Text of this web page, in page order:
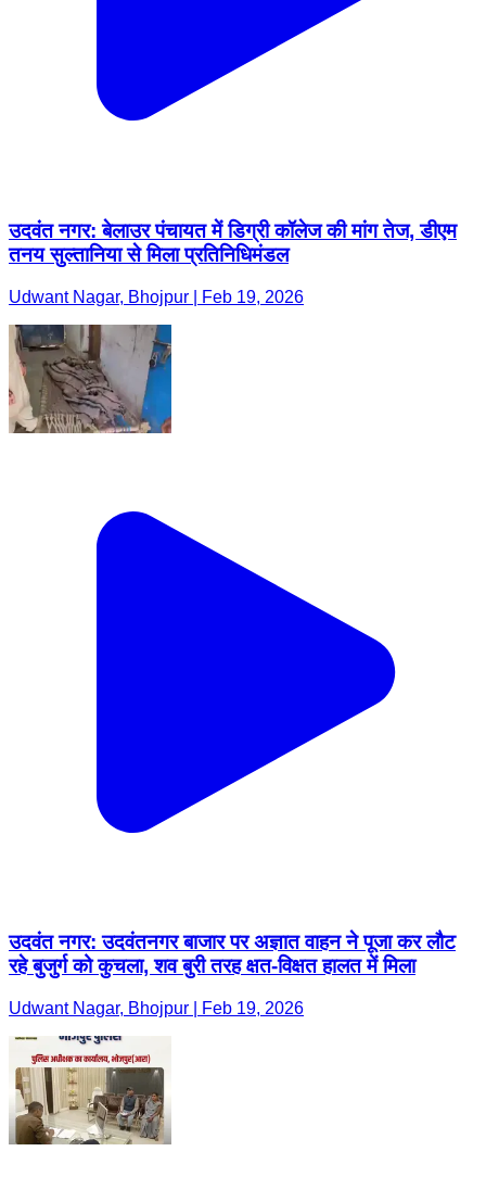
उदवंत नगर: बेलाउर पंचायत में डिग्री कॉलेज की मांग तेज, डीएम
तनय सुल्तानिया से मिला प्रतिनिधिमंडल
Udwant Nagar, Bhojpur | Feb 19, 2026
उदवंत नगर: उदवंतनगर बाजार पर अज्ञात वाहन ने पूजा कर लौट
रहे बुजुर्ग को कुचला, शव बुरी तरह क्षत-विक्षत हालत में मिला
Udwant Nagar, Bhojpur | Feb 19, 2026